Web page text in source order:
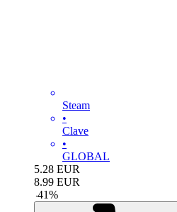
Steam
•
Clave
•
GLOBAL
5.28 EUR
8.99 EUR
-41%